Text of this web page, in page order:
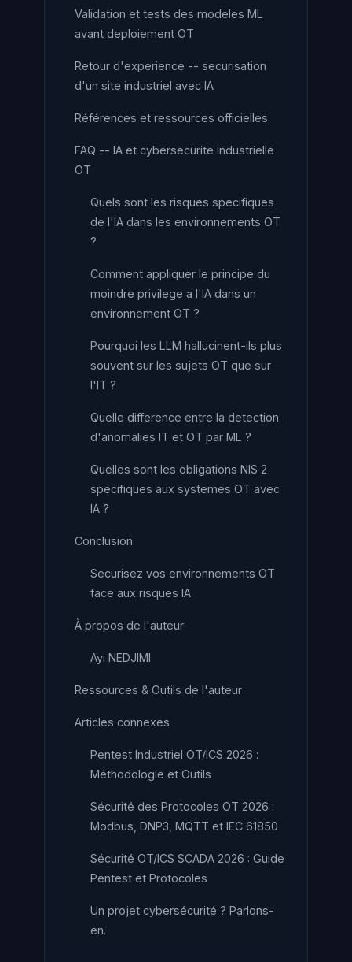
Validation et tests des modeles ML
avant deploiement OT
Retour d'experience -- securisation
d'un site industriel avec IA
Références et ressources officielles
FAQ -- IA et cybersecurite industrielle
OT
Quels sont les risques specifiques
de l'IA dans les environnements OT
?
Comment appliquer le principe du
moindre privilege a l'IA dans un
environnement OT ?
Pourquoi les LLM hallucinent-ils plus
souvent sur les sujets OT que sur
l'IT ?
Quelle difference entre la detection
d'anomalies IT et OT par ML ?
Quelles sont les obligations NIS 2
specifiques aux systemes OT avec
IA ?
Conclusion
Securisez vos environnements OT
face aux risques IA
À propos de l'auteur
Ayi NEDJIMI
Ressources & Outils de l'auteur
Articles connexes
Pentest Industriel OT/ICS 2026 :
Méthodologie et Outils
Sécurité des Protocoles OT 2026 :
Modbus, DNP3, MQTT et IEC 61850
Sécurité OT/ICS SCADA 2026 : Guide
Pentest et Protocoles
Un projet cybersécurité ? Parlons-
en.